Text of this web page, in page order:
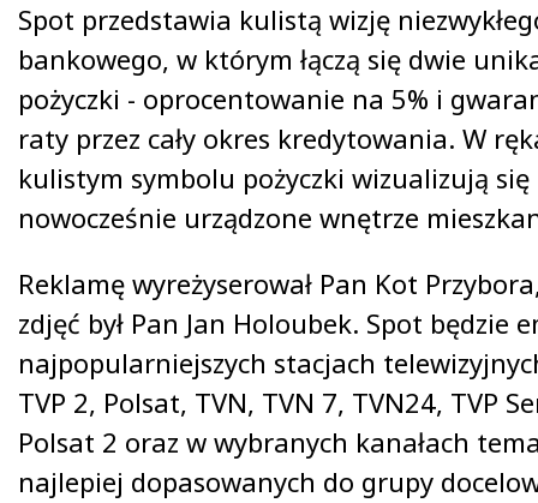
Spot przedstawia kulistą wizję
bankowego, w którym łączą się dwie
pożyczki - oprocentowanie na 5% i
raty przez cały okres kredytowania. W
kulistym symbolu pożyczki wizualizują
nowocześnie urządzone wnętrze
Reklamę wyreżyserował Pan Kot
zdjęć był Pan Jan Holoubek. Spot będzie
najpopularniejszych stacjach
TVP 2, Polsat, TVN, TVN 7, TVN24, TVP
Polsat 2 oraz w wybranych kanałach
najlepiej dopasowanych do grupy